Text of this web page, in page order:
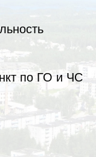
по ГО и ЧС